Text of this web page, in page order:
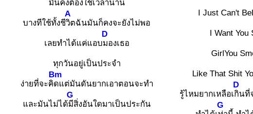
มันคงต้องใช้เวลานาน
บางทีใช้ทั้งชี
A
วิตฉันมันก็คงจะยังไม่พอ
เลยทำได้แค่แอบ
D
มองเธอ
ทุกวันอยู่เป็นประจำ
ง่ายที่จะคิ
Bm
ดแต่มันดันยากเอาตอนจะทำ
และมันไม่ได้
G
มีสิ่งอันใดมาเป็นประกัน
I Just Can't
I Want You
GirlYou
Like That Shit
รู้ไหมยากเหลือเ
D
กินที่
G